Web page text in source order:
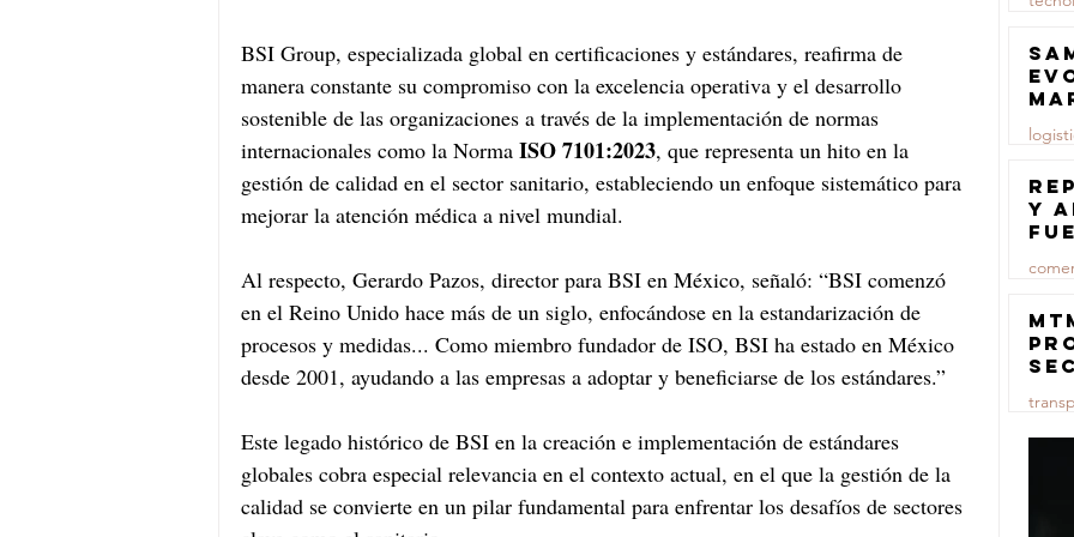
BSI Group, especializada global en certificaciones y estándares, reafirma de
manera constante su compromiso con la excelencia operativa y el desarrollo
sostenible de las organizaciones a través de la implementación de normas
internacionales como la Norma ISO 7101:2023, que representa un hito en la
gestión de calidad en el sector sanitario, estableciendo un enfoque sistemático para
mejorar la atención médica a nivel mundial.
Al respecto, Gerardo Pazos, director para BSI en México, señaló: “BSI comenzó
en el Reino Unido hace más de un siglo, enfocándose en la estandarización de
procesos y medidas... Como miembro fundador de ISO, BSI ha estado en México
desde 2001, ayudando a las empresas a adoptar y beneficiarse de los estándares.”
Este legado histórico de BSI en la creación e implementación de estándares
globales cobra especial relevancia en el contexto actual, en el que la gestión de la
calidad se convierte en un pilar fundamental para enfrentar los desafíos de sectores
23 jul
23 jul
y
23 jul